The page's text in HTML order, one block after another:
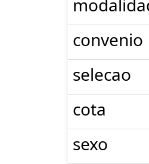
convenio
selecao
cota
sexo